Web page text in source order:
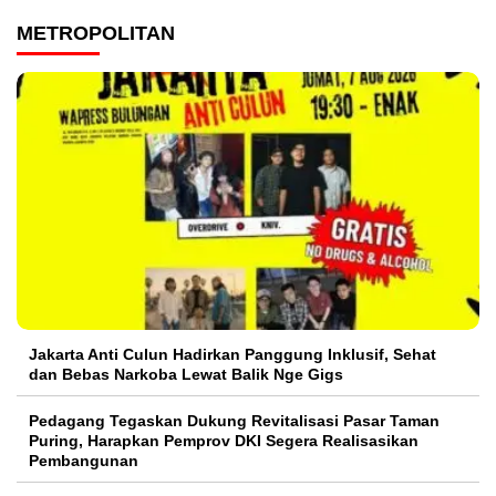
METROPOLITAN
Jakarta Anti Culun Hadirkan Panggung Inklusif, Sehat
dan Bebas Narkoba Lewat Balik Nge Gigs
Pedagang Tegaskan Dukung Revitalisasi Pasar Taman
Puring, Harapkan Pemprov DKI Segera Realisasikan
Pembangunan